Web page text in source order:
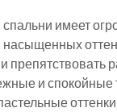
имеет
насыщенных
препятствовать
и спокойные
оттенки